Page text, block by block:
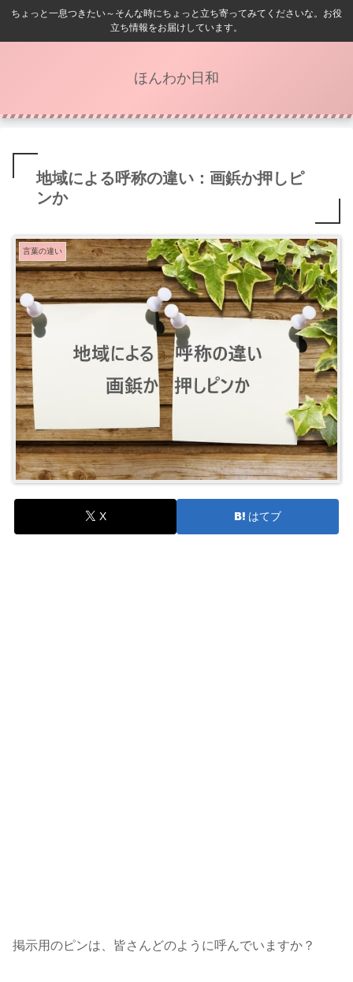
ちょっと一息つきたい～そんな時にちょっと立ち寄ってみてくださいな。お役
立ち情報をお届けしています。
ほんわか日和
地域による呼称の違い：画鋲か押しピ
ンか
言葉の違い
X はてブ
掲示用のピンは、皆さんどのように呼んでいますか？